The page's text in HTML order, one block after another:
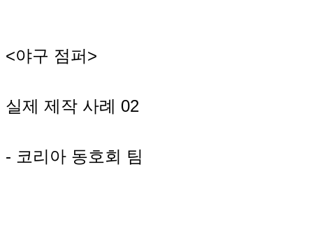
<야구 점퍼>
실제 제작 사례 02
- 코리아 동호회 팀